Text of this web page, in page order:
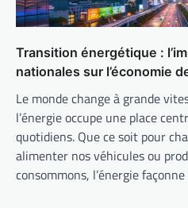
Transition énergétique :
nationales sur l’économie
Le monde change à grande
l’énergie occupe une place
quotidiens. Que ce soit pour
alimenter nos véhicules ou
consommons, l’énergie